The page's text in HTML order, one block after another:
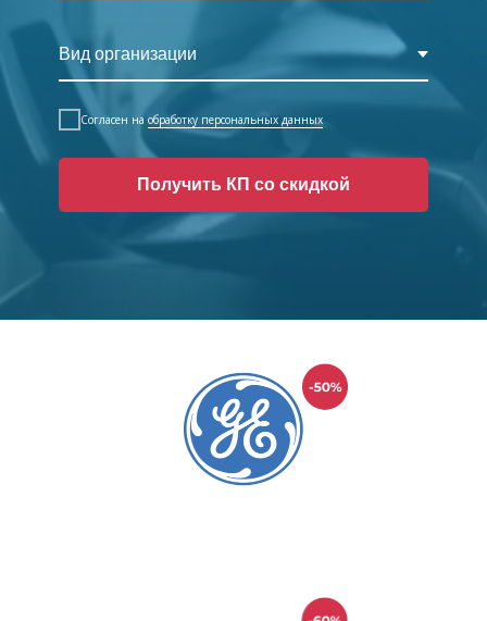
Согласен на обработку персональных данных
Получить КП со скидкой